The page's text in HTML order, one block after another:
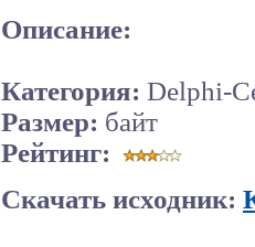
Описание:
Категория: Delphi-
Размер: байт
Рейтинг:
Скачать исходник: